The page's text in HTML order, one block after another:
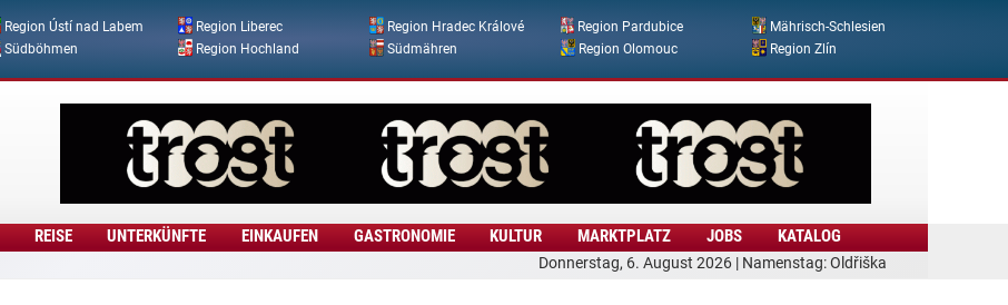
Direkt zum Inhalt
Region Ústí nad Labem Region Liberec Region Hradec Králové Region Pardubice
Mährisch-Schlesien
Südböhmen Region Hochland Südmähren Region Olomouc Region Zlín
Donnerstag, 6. August 2026 | Namenstag: Oldřiška
REISE UNTERKÜNFTE EINKAUFEN GASTRONOMIE KULTUR MARKTPLATZ JOBS KATALOG